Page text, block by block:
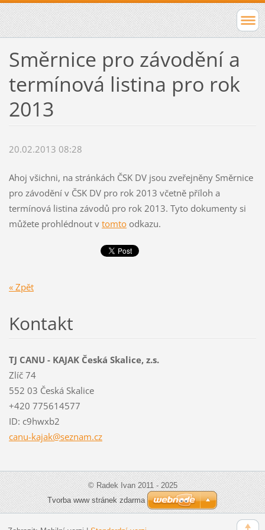
Směrnice pro závodění a
termínová listina pro rok
2013
20.02.2013 08:28
Ahoj všichni, na stránkách ČSK DV jsou zveřejněny Směrnice
pro závodění v ČSK DV pro rok 2013 včetně příloh a
termínová listina závodů pro rok 2013. Tyto dokumenty si
můžete prohlédnout v tomtoodkazu.
« Zpět
Kontakt
TJ CANU - KAJAK Česká Skalice, z.s.
Zlíč 74
552 03 Česká Skalice
+420 775614577
ID: c9hwxb2
canu-kajak@seznam.cz
© Radek Ivan 2011 - 2025
Tvorba www stránek zdarma